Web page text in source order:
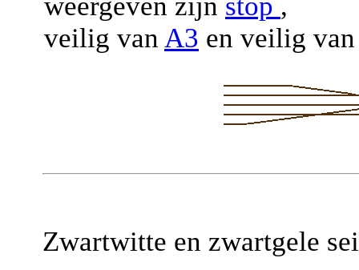
veilig van A3 en veilig
Zwartwitte en zwartgele